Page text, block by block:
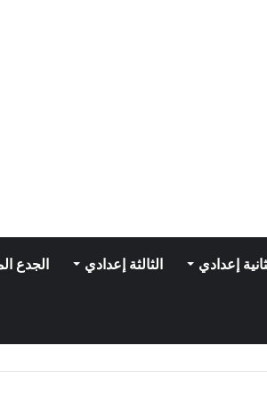
إعدادي الثالثة إعدادي الجدع